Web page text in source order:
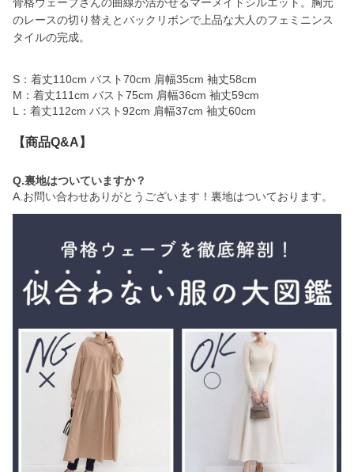
のレースの切り替えとバックリボンで上品な大人のフェミニンス
タイルの完成。
S：着丈110cm バスト70cm 肩幅35cm 袖丈58cm
M：着丈111cm バスト75cm 肩幅36cm 袖丈59cm
L：着丈112cm バスト92cm 肩幅37cm 袖丈60cm
【商品Q&A】
Q.裏地はついていますか？